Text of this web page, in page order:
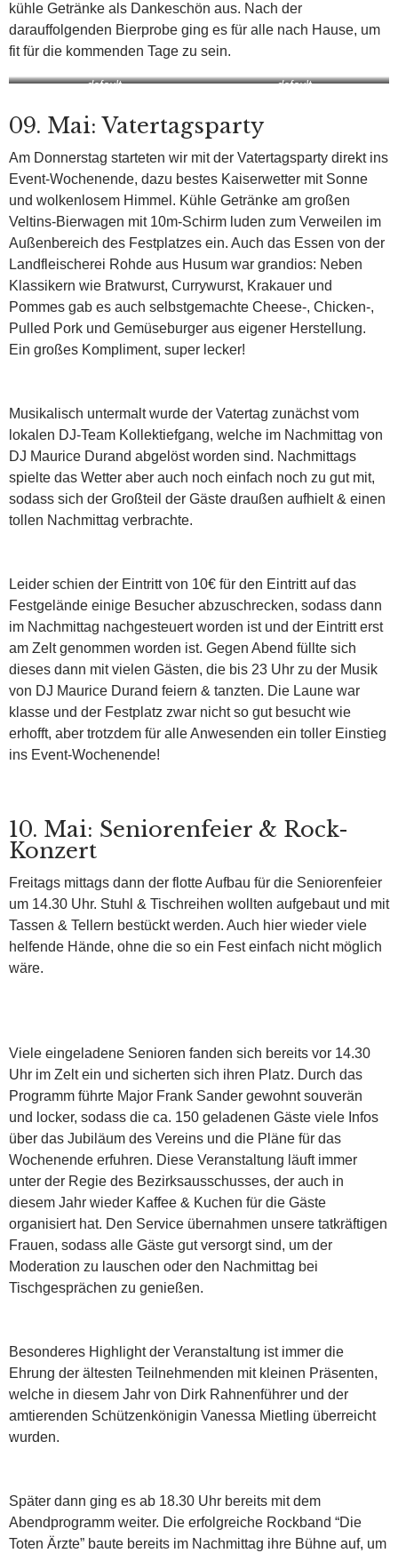
kühle Getränke als Dankeschön aus. Nach der
darauffolgenden Bierprobe ging es für alle nach Hause, um
fit für die kommenden Tage zu sein.
default
default
09. Mai: Vatertagsparty
Am Donnerstag starteten wir mit der Vatertagsparty direkt ins
Event-Wochenende, dazu bestes Kaiserwetter mit Sonne
und wolkenlosem Himmel. Kühle Getränke am großen
Veltins-Bierwagen mit 10m-Schirm luden zum Verweilen im
Außenbereich des Festplatzes ein. Auch das Essen von der
Landfleischerei Rohde aus Husum war grandios: Neben
Klassikern wie Bratwurst, Currywurst, Krakauer und
Pommes gab es auch selbstgemachte Cheese-, Chicken-,
Pulled Pork und Gemüseburger aus eigener Herstellung.
Ein großes Kompliment, super lecker!
Musikalisch untermalt wurde der Vatertag zunächst vom
lokalen DJ-Team Kollektiefgang, welche im Nachmittag von
DJ Maurice Durand abgelöst worden sind. Nachmittags
spielte das Wetter aber auch noch einfach noch zu gut mit,
sodass sich der Großteil der Gäste draußen aufhielt & einen
tollen Nachmittag verbrachte.
Leider schien der Eintritt von 10€ für den Eintritt auf das
Festgelände einige Besucher abzuschrecken, sodass dann
im Nachmittag nachgesteuert worden ist und der Eintritt erst
am Zelt genommen worden ist. Gegen Abend füllte sich
dieses dann mit vielen Gästen, die bis 23 Uhr zu der Musik
von DJ Maurice Durand feiern & tanzten. Die Laune war
klasse und der Festplatz zwar nicht so gut besucht wie
erhofft, aber trotzdem für alle Anwesenden ein toller Einstieg
ins Event-Wochenende!
10. Mai: Seniorenfeier & Rock-
Konzert
Freitags mittags dann der flotte Aufbau für die Seniorenfeier
um 14.30 Uhr. Stuhl & Tischreihen wollten aufgebaut und mit
Tassen & Tellern bestückt werden. Auch hier wieder viele
helfende Hände, ohne die so ein Fest einfach nicht möglich
wäre.
Viele eingeladene Senioren fanden sich bereits vor 14.30
Uhr im Zelt ein und sicherten sich ihren Platz. Durch das
Programm führte Major Frank Sander gewohnt souverän
und locker, sodass die ca. 150 geladenen Gäste viele Infos
über das Jubiläum des Vereins und die Pläne für das
Wochenende erfuhren. Diese Veranstaltung läuft immer
unter der Regie des Bezirksausschusses, der auch in
diesem Jahr wieder Kaffee & Kuchen für die Gäste
organisiert hat. Den Service übernahmen unsere tatkräftigen
Frauen, sodass alle Gäste gut versorgt sind, um der
Moderation zu lauschen oder den Nachmittag bei
Tischgesprächen zu genießen.
Besonderes Highlight der Veranstaltung ist immer die
Ehrung der ältesten Teilnehmenden mit kleinen Präsenten,
welche in diesem Jahr von Dirk Rahnenführer und der
amtierenden Schützenkönigin Vanessa Mietling überreicht
wurden.
Später dann ging es ab 18.30 Uhr bereits mit dem
Abendprogramm weiter. Die erfolgreiche Rockband “Die
Toten Ärzte” baute bereits im Nachmittag ihre Bühne auf, um